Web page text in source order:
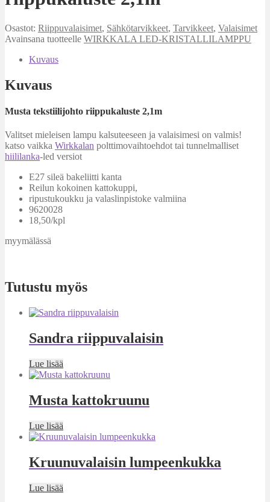
Osastot: Riippuvalaisimet, Sähkötarvikkeet, Tarvikkeet, Valaisimet
Avainsana tuotteelle WIRKKALA LED-KRISTALLILAMPPU
Kuvaus
Kuvaus
Musta tekstiilijohto riippukaluste 2,1m
Valitset mieleisen lampu kalsuteeseen ja valaisimesi on valmis!
katso vaikka Wirkkalan polttimovaihtoehdot tai tunnelmalliset
hiililanka-led versiot
E27 sileä bakeliitti kanta
Reilun kokoinen kattokuppi,
ripustukoukku ja valaslinpistoke valmiina
9620028
18,50/kpl
myymälässä
Tutustu myös
Sandra riippuvalaisin
Lue lisää
Musta kattokruunu
Lue lisää
Kruunuvalaisin lumpeenkukka
Lue lisää